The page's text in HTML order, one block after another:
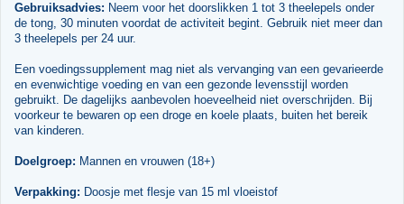
Gebruiksadvies: Neem voor het doorslikken 1 tot 3 theelepels onder
de tong, 30 minuten voordat de activiteit begint. Gebruik niet meer dan
3 theelepels per 24 uur.
Een voedingssupplement mag niet als vervanging van een gevarieerde
en evenwichtige voeding en van een gezonde levensstijl worden
gebruikt. De dagelijks aanbevolen hoeveelheid niet overschrijden. Bij
voorkeur te bewaren op een droge en koele plaats, buiten het bereik
van kinderen.
Doelgroep: Mannen en vrouwen (18+)
Verpakking: Doosje met flesje van 15 ml vloeistof